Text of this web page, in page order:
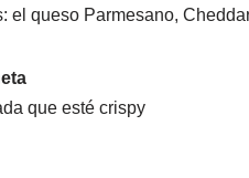
el queso Parmesano,
que esté crispy